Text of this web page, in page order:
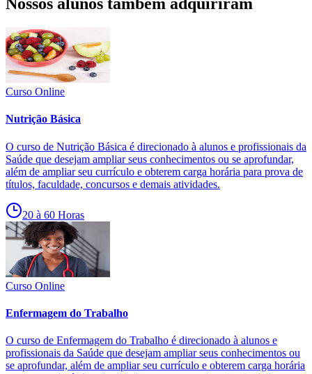
Curso Online
Nutrição Básica
O curso de Nutrição Básica é direcionado à alunos e profissionais da
Saúde que desejam ampliar seus conhecimentos ou se aprofundar,
além de ampliar seu currículo e obterem carga horária para prova de
títulos, faculdade, concursos e demais atividades.
20 à 60 Horas
Curso Online
Enfermagem do Trabalho
O curso de Enfermagem do Trabalho é direcionado à alunos e
profissionais da Saúde que desejam ampliar seus conhecimentos ou
se aprofundar, além de ampliar seu currículo e obterem carga horária